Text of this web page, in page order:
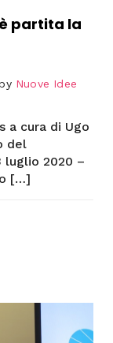
partita la
Nuove Idee
a cura di Ugo
del
luglio 2020 –
[…]